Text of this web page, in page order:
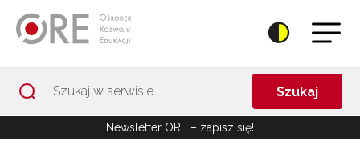
Szukaj
Newsletter ORE – zapisz się!